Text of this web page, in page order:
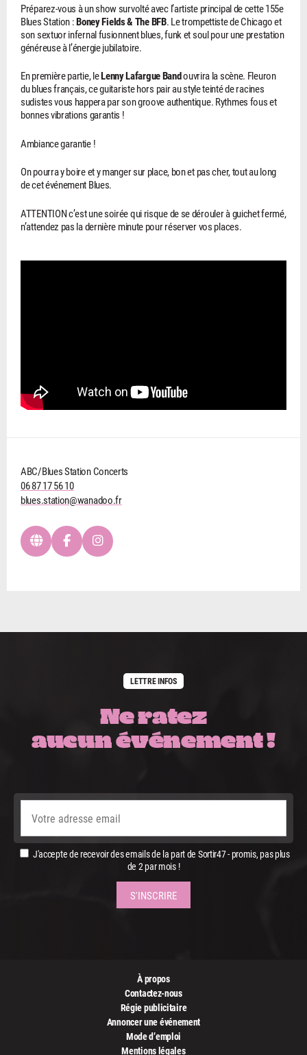
Préparez-vous à un show survolté avec l’artiste principal de cette 155e
Blues Station :Boney Fields & The BFB. Le trompettiste de Chicago et
son sextuor infernal fusionnent blues, funk et soul pour une prestation
généreuse à l’énergie jubilatoire.
En première partie, leLenny Lafargue Bandouvrira la scène. Fleuron
du blues français, ce guitariste hors pair au style teinté de racines
sudistes vous happera par son groove authentique. Rythmes fous et
bonnes vibrations garantis !
Ambiance garantie !
On pourra y boire et y manger sur place, bon et pas cher, tout au long
de cet événement Blues.
ATTENTION c’est une soirée qui risque de se dérouler à guichet fermé,
n’attendez pas la dernière minute pour réserver vos places.
ABC/Blues Station Concerts
06 87 17 56 10
blues.station@wanadoo.fr
LETTRE INFOS
Ne ratez
aucun événement !
J'accepte de recevoir des emails de la part de Sortir47 - promis, pas plus
de 2 par mois !
À propos
Contactez-nous
Régie publicitaire
Annoncer une événement
Mode d’emploi
Mentions légales